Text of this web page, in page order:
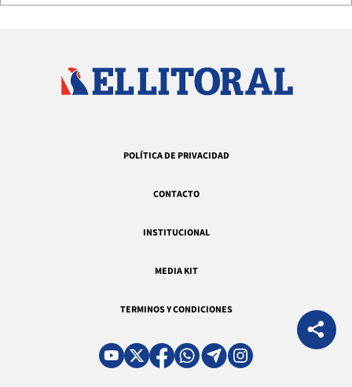
POLÍTICA DE PRIVACIDAD
CONTACTO
INSTITUCIONAL
MEDIA KIT
TERMINOS Y CONDICIONES